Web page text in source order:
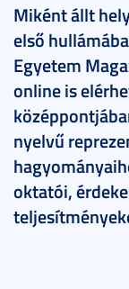
Miként állt
első
Egyetem
online is
nyelvű
oktatói,